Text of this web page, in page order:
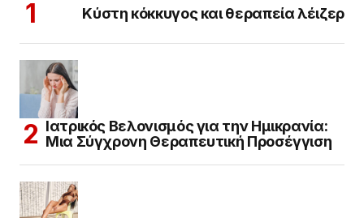
Κύστη κόκκυγος και θεραπεία λέιζερ
Ιατρικός Βελονισμός για την Ημικρανία:
Μια Σύγχρονη Θεραπευτική Προσέγγιση